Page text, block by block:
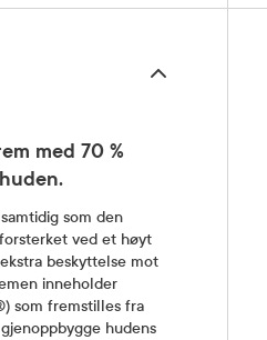
med 70 %
som den
ved et høyt
beskyttelse mot
inneholder
som fremstilles fra
hudens